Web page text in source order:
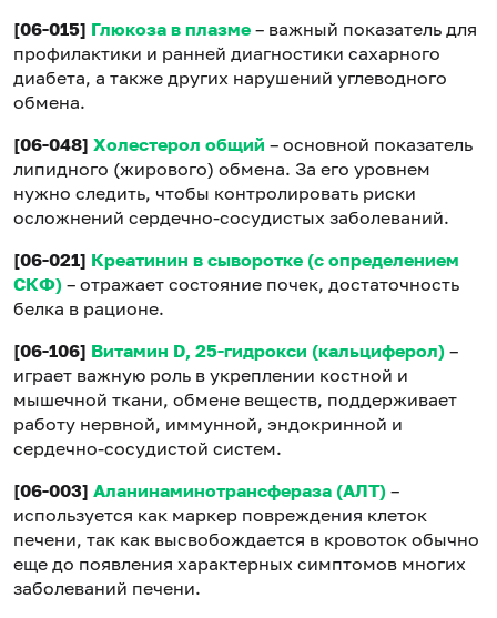
[06-015] Глюкоза в плазме – важный показатель для
профилактики и ранней диагностики сахарного
диабета, а также других нарушений углеводного
обмена.
[06-048] Холестерол общий – основной показатель
липидного (жирового) обмена. За его уровнем
нужно следить, чтобы контролировать риски
осложнений сердечно-сосудистых заболеваний.
[06-021] Креатинин в сыворотке (с определением
СКФ) – отражает состояние почек, достаточность
белка в рационе.
[06-106] Витамин D, 25-гидрокси (кальциферол) –
играет важную роль в укреплении костной и
мышечной ткани, обмене веществ, поддерживает
работу нервной, иммунной, эндокринной и
сердечно-сосудистой систем.
[06-003] Аланинаминотрансфераза (АЛТ) –
используется как маркер повреждения клеток
печени, так как высвобождается в кровоток обычно
еще до появления характерных симптомов многих
заболеваний печени.